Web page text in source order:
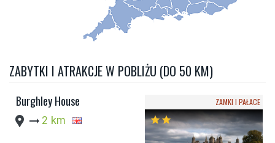
ZABYTKI I ATRAKCJE W POBLIŻU (DO 50 KM)
Burghley House
location_pin arrow_right_alt 2 km
ZAMKI I PAŁACE
starstar